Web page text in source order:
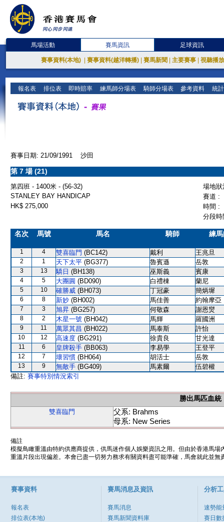
馬場活動 賽馬資訊 足球資訊
賽事資料(本地) 賽事資料(越洋轉播) 賽馬新聞 主要賽事 視聽播
報名表 排位表 即時賠率 練馬師分場表 騎師分場表 參考資料 統
賽事日期: 21/09/1991 沙田
第 7 場 (21)
第四班 - 1400米 - (56-32)
場地
STANLEY BAY HANDICAP
賽道 :
HK$ 275,000
時間 :
分段
名次 馬號 馬名 騎師 練
1 4 雙喜臨門 (BC142) 戴利 王兆旦
2 1 天下太平 (BG377) 魯賓遜 岳敦
3 13 驕日 (BH138) 巫斯義 賓康
4 5 大團圓 (BD090) 白禮棟 蘭尼
5 10 確勝威 (BH073) 丁冠豪 簡炳墀
6 8 新妙 (BH002) 馬佳善 約翰摩亞
7 3 旭昇 (BG257) 何敬森 謝恩爕
8 2 木星一號 (BH042) 馬輝 羅國洲
9 11 萬眾其昌 (BH022) 馬泰斯 許怡
10 12 高速度 (BG291) 徐貴良 甘光達
11 6 皇牌殺手 (BB063) 李易學 王登平
12 7 壞習慣 (BH064) 胡活士 岳敦
13 9 無敵手 (BG409) 馬素爾
伍碧權
備註: 賽事特別情況索引
勝出馬匹血統
雙喜臨門
父系: Brahms
母系: New Series
備註
模擬鳥瞰重溫由特約供應商提供，供馬迷作個人娛樂資訊之用。但由於香港馬
重溫片段出現偏差。本會已盡一切努力務求有關資料盡可能準確，馬會就此並
賽事資料
報名表
排位表(本地)
賽馬消息及資訊
賽馬消息
賽馬新聞資料庫
分析
速勢能
賽日數